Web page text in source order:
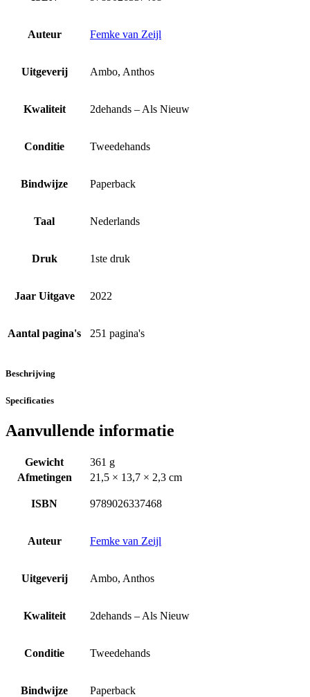
Auteur Femke van Zeijl
Uitgeverij Ambo, Anthos
Kwaliteit 2dehands – Als Nieuw
Conditie Tweedehands
Bindwijze Paperback
Taal Nederlands
Druk 1ste druk
Jaar Uitgave 2022
Aantal pagina's 251 pagina's
Beschrijving
Specificaties
Aanvullende informatie
Gewicht
361 g
Afmetingen
21,5 × 13,7 × 2,3 cm
ISBN 9789026337468
Auteur Femke van Zeijl
Uitgeverij Ambo, Anthos
Kwaliteit 2dehands – Als Nieuw
Conditie Tweedehands
Bindwijze Paperback